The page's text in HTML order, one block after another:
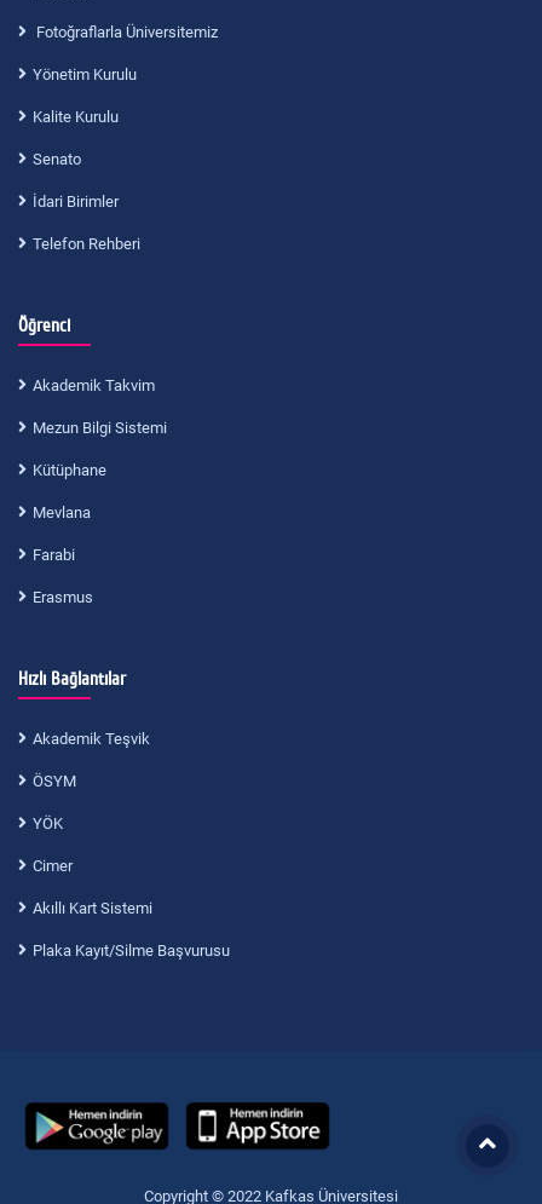
Fotoğraflarla Üniversitemiz
Yönetim Kurulu
Kalite Kurulu
Senato
İdari Birimler
Telefon Rehberi
Öğrenci
Akademik Takvim
Mezun Bilgi Sistemi
Kütüphane
Mevlana
Farabi
Erasmus
Hızlı Bağlantılar
Akademik Teşvik
ÖSYM
YÖK
Cimer
Akıllı Kart Sistemi
Plaka Kayıt/Silme Başvurusu
Copyright © 2022 Kafkas Üniversitesi